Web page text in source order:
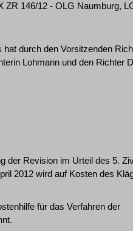
ZR 146/12 - OLG Naumburg,
durch den Vorsitzenden
Lohmann und den Richter
der Revision im Urteil des 5.
2012 wird auf Kosten des
für das Verfahren der